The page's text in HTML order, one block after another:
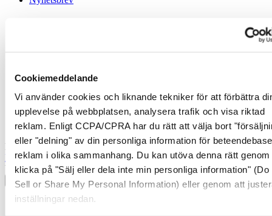
Cookiemeddelande
Vi använder cookies och liknande tekniker för att förbättra
upplevelse på webbplatsen, analysera trafik och visa riktad
reklam. Enligt CCPA/CPRA har du rätt att välja bort
eller "delning" av din personliga information för
reklam i olika sammanhang. Du kan utöva denna rätt genom
klicka på "Sälj eller dela inte min personliga information" (Do
Sell or Share My Personal Information) eller genom att
inställningar nedan.
Cookiemeddelande
Försäljningsvillkor
Ångerrätt / Frånträde av avtal
Gå med i Certina Klubben
Registrera dig för att få exklusiv information
Bli medlem
Välj land/region
Språkväljare
Belgien